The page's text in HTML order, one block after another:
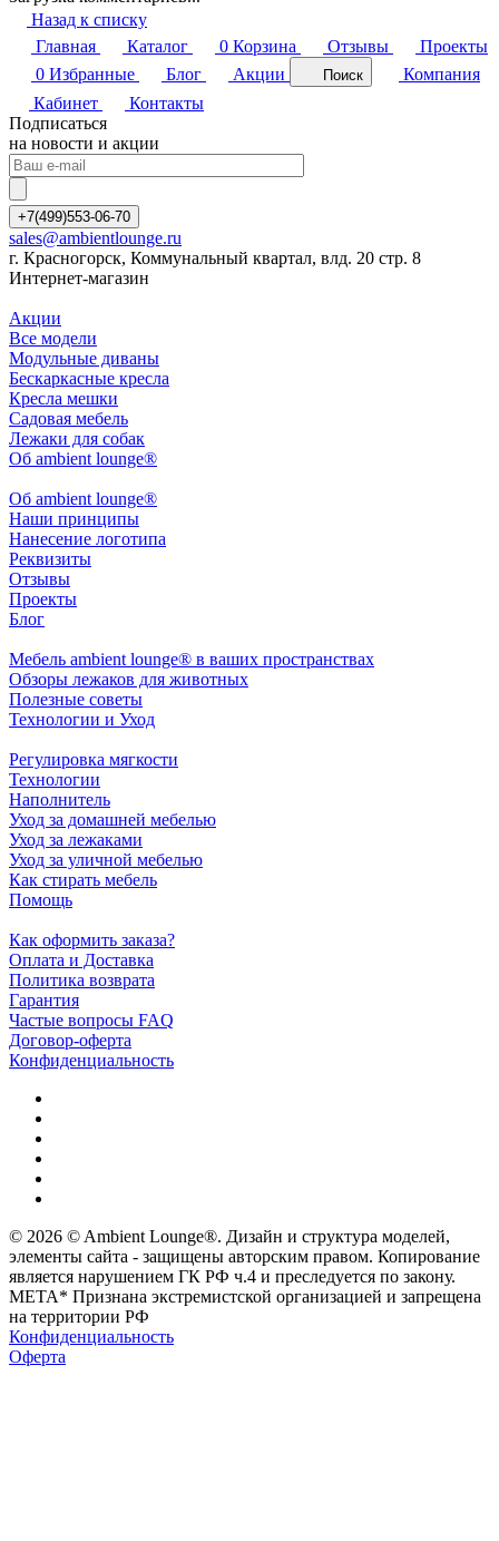
Назад к списку
Главная
Каталог 0 Корзина Отзывы
Проекты
0 Избранные Блог Акции Поиск
Компания
Кабинет
Контакты
Подписаться
на новости и акции
+7(499)553-06-70
sales@ambientlounge.ru
г. Красногорск, Коммунальный квартал, влд. 20 стр. 8
Интернет-магазин
Акции
Все модели
Модульные диваны
Бескаркасные кресла
Кресла мешки
Садовая мебель
Лежаки для собак
Об ambient lounge®
Oб ambient lounge®
Наши принципы
Нанесение логотипа
Реквизиты
Отзывы
Проекты
Блог
Мебель ambient lounge® в ваших пространствах
Обзоры лежаков для животных
Полезные советы
Технологии и Уход
Регулировка мягкости
Технологии
Наполнитель
Уход за домашней мебелью
Уход за лежаками
Уход за уличной мебелью
Как стирать мебель
Помощь
Как оформить заказа?
Оплата и Доставка
Политика возврата
Гарантия
Частые вопросы FAQ
Договор-оферта
Конфиденциальность
© 2026 © Ambient Lounge®. Дизайн и структура моделей,
элементы сайта - защищены авторским правом. Копирование
является нарушением ГК РФ ч.4 и преследуется по закону.
МЕТА* Признана экстремистской организацией и запрещена
на территории РФ
Конфиденциальность
Оферта